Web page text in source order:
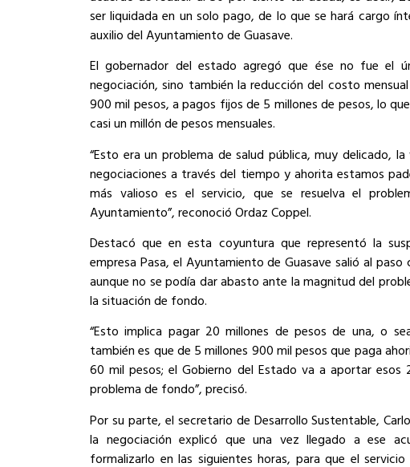
ser liquidada en un solo pago, de lo que se hará cargo
auxilio del Ayuntamiento de Guasave.
El gobernador del estado agregó que ése no fue el
negociación, sino también la reducción del costo
900 mil pesos, a pagos fijos de 5 millones de pesos, lo
casi un millón de pesos mensuales.
“Esto era un problema de salud pública, muy delicado,
negociaciones a través del tiempo y ahorita estamos
más valioso es el servicio, que se resuelva el
Ayuntamiento”, reconoció Ordaz Coppel.
Destacó que en esta coyuntura que representó la
empresa Pasa, el Ayuntamiento de Guasave salió al
aunque no se podía dar abasto ante la magnitud del
la situación de fondo.
“Esto implica pagar 20 millones de pesos de una, o
también es que de 5 millones 900 mil pesos que paga
60 mil pesos; el Gobierno del Estado va a aportar esos
problema de fondo”, precisó.
Por su parte, el secretario de Desarrollo Sustentable,
la negociación explicó que una vez llegado a ese
formalizarlo en las siguientes horas, para que el